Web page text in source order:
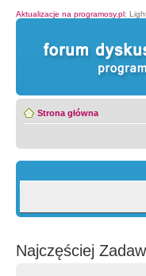
Aktualizacje na programosy.pl:
Strona główna
Najczęściej